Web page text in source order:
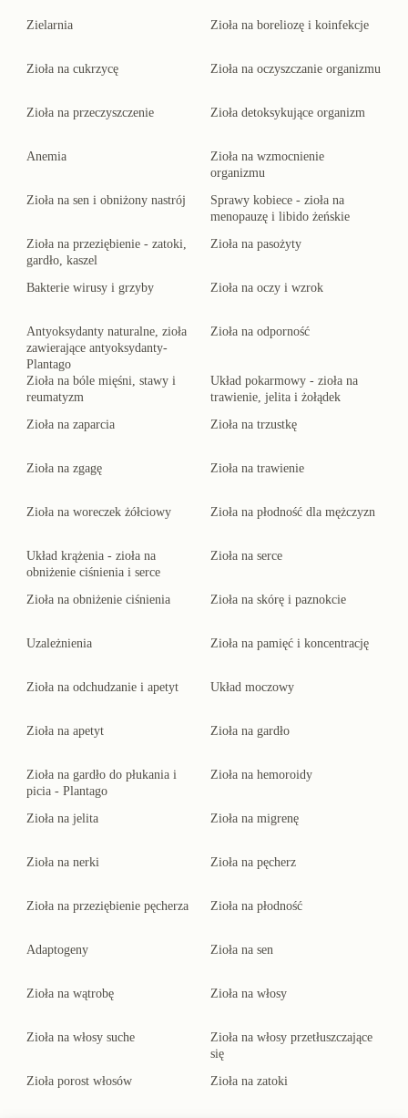
Zielarnia Zioła na boreliozę i koinfekcje
Zioła na cukrzycę Zioła na oczyszczanie organizmu
Zioła na przeczyszczenie Zioła detoksykujące organizm
Anemia
Zioła na wzmocnienie
organizmu
Zioła na sen i obniżony nastrój
Sprawy kobiece - zioła na
menopauzę i libido żeńskie
Zioła na przeziębienie - zatoki,
gardło, kaszel
Zioła na pasożyty
Bakterie wirusy i grzyby Zioła na oczy i wzrok
Antyoksydanty naturalne, zioła
zawierające antyoksydanty-
Plantago
Zioła na odporność
Zioła na bóle mięśni, stawy i
reumatyzm
Układ pokarmowy - zioła na
trawienie, jelita i żołądek
Zioła na zaparcia
Zioła na trzustkę
Zioła na zgagę Zioła na trawienie
Zioła na woreczek żółciowy Zioła na płodność dla mężczyzn
Układ krążenia - zioła na
obniżenie ciśnienia i serce
Zioła na serce
Zioła na obniżenie ciśnienia Zioła na skórę i paznokcie
Uzależnienia Zioła na pamięć i koncentrację
Zioła na odchudzanie i apetyt Układ moczowy
Zioła na apetyt Zioła na gardło
Zioła na gardło do płukania i
picia - Plantago
Zioła na hemoroidy
Zioła na jelita Zioła na migrenę
Zioła na nerki Zioła na pęcherz
Zioła na przeziębienie pęcherza Zioła na płodność
Adaptogeny Zioła na sen
Zioła na wątrobę Zioła na włosy
Zioła na włosy suche
Zioła na włosy przetłuszczające
się
Zioła porost włosów
Zioła na zatoki